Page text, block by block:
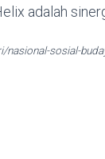
adalah
sosial-